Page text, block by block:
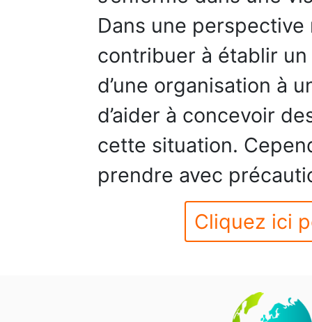
Dans une
contribuer à établir
d’une organisation à
d’aider à concevoir
cette situation.
prendre avec
Cliquez ici